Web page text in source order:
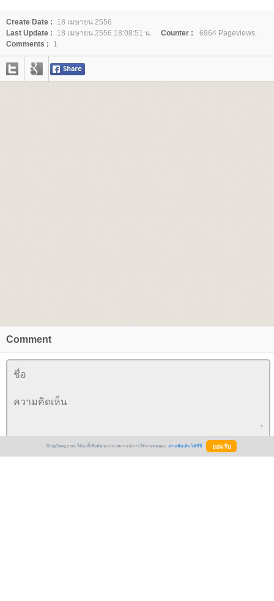
Create Date :
18 เมษายน 2556
Last Update :
18 เมษายน 2556 18:08:51 น. Counter :
6964 Pageviews.
Comments :
1
Comment
* blog นี้ comment ได้เฉพาะสมาชิก
BlogGang.com ใช้คุกกี้เพื่อพัฒนาประสบการณ์การใช้งานของคุณ อ่านเพิ่มเติมได้ที่นี่